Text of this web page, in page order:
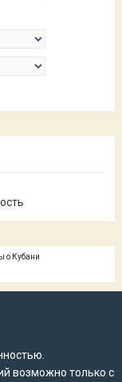
о Кубани
возможно только с